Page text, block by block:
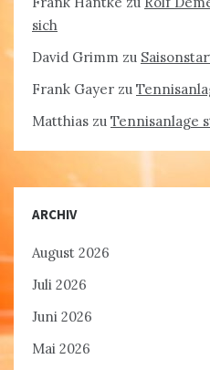
sich
David Grimm zu
Frank Gayer zu
Matthias zu Tennisanlage
ARCHIV
August 2026
Juli 2026
Juni 2026
Mai 2026